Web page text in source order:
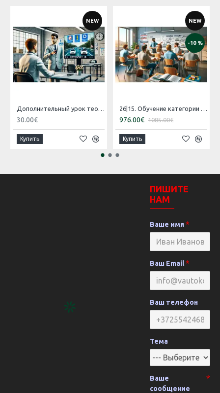
NEW
Дополнительный урок теории для категории B
30.00€
Купить
NEW
-10 %
26|15. Обучение категории 'B' [16.07.2026 – 15.08.2026 Русский]
976.00€ 1085.00€
Купить
ПИШИТЕ
НАМ
Ваше имя
Ваш Email
Ваш телефон
Тема
Ваше
сообщение